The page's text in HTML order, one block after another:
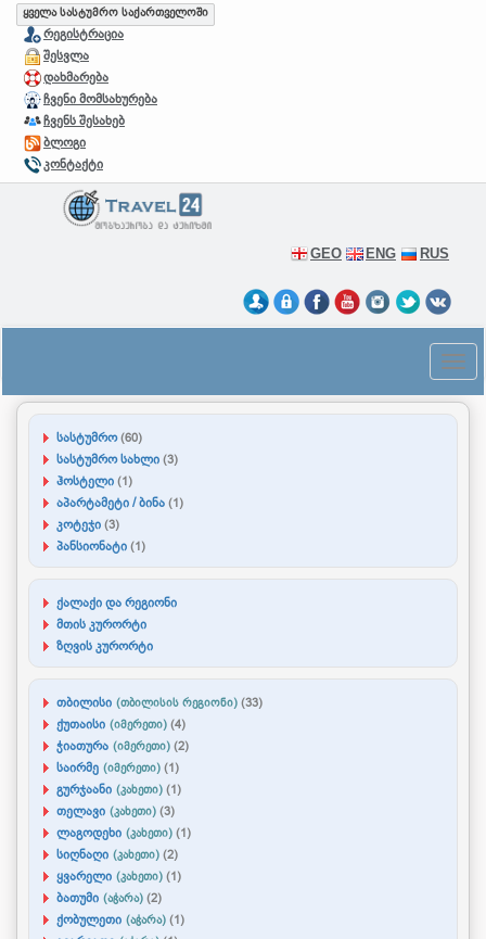
ყველა სასტუმრო საქართველოში
რეგისტრაცია
შესვლა
დახმარება
ჩვენი მომსახურება
ჩვენს შესახებ
ბლოგი
კონტაქტი
GEO ENG RUS
სასტუმრო(60)
სასტუმრო სახლი (3)
ჰოსტელი (1)
აპარტამეტი / ბინა (1)
კოტეჯი (3)
პანსიონატი (1)
ქალაქი და რეგიონი
მთის კურორტი
ზღვის კურორტი
თბილისი (თბილისის რეგიონი) (33)
ქუთაისი (იმერეთი) (4)
ჭიათურა (იმერეთი) (2)
საირმე (იმერეთი) (1)
გურჯაანი (კახეთი) (1)
თელავი (კახეთი) (3)
ლაგოდეხი (კახეთი) (1)
სიღნაღი (კახეთი) (2)
ყვარელი (კახეთი) (1)
ბათუმი (აჭარა) (2)
ქობულეთი (აჭარა) (1)